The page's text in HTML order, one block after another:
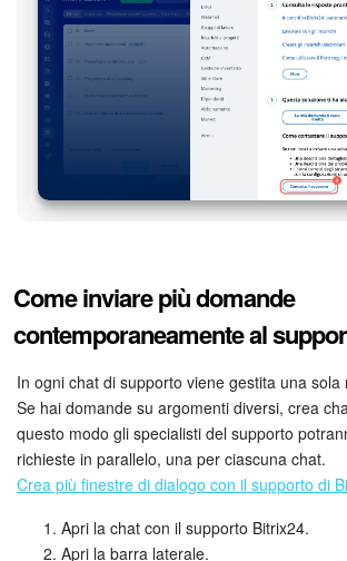
Domande generali
INIZIA GRATIS
ACCEDI
Come inviare più domande
contemporaneamente al
In ogni chat di supporto viene gestita una sola
Se hai domande su argomenti diversi, crea
questo modo gli specialisti del supporto
richieste in parallelo, una per ciascuna chat.
Crea più finestre di dialogo con il supporto di
Apri la chat con il supporto Bitrix24.
Apri la barra laterale.